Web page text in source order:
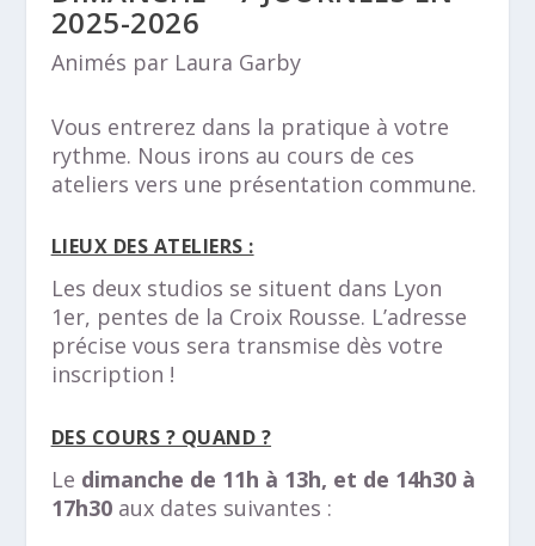
2025-2026
Animés par Laura Garby
Vous entrerez dans la pratique à votre
rythme. Nous irons au cours de ces
ateliers vers une présentation commune.
LIEUX DES ATELIERS :
Les deux studios se situent dans Lyon
1er, pentes de la Croix Rousse. L’adresse
précise vous sera transmise dès votre
inscription !
DES COURS ? QUAND ?
Le dimanche de 11h à 13h, et de 14h30 à
17h30aux dates suivantes :